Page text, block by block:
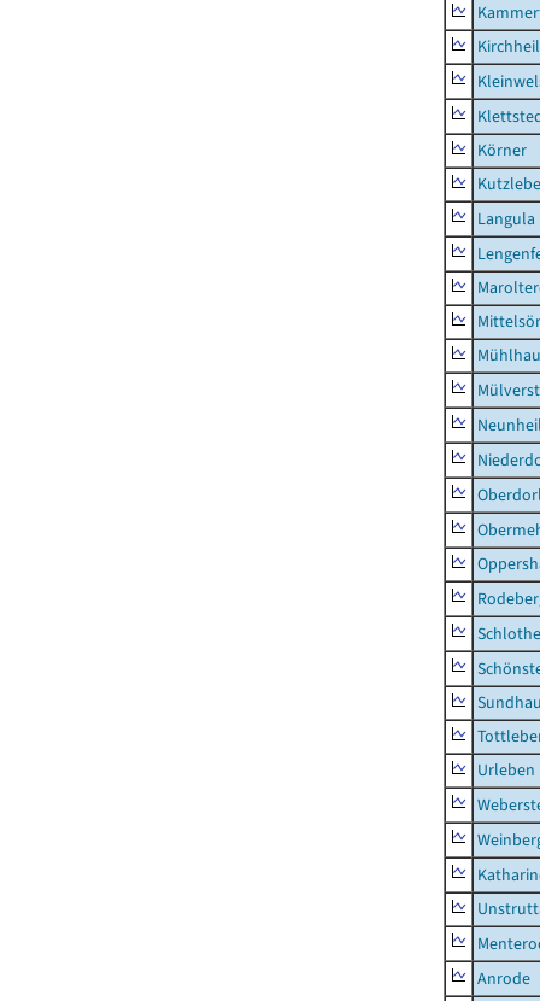
Körner
Langula
Urleben
Anrode